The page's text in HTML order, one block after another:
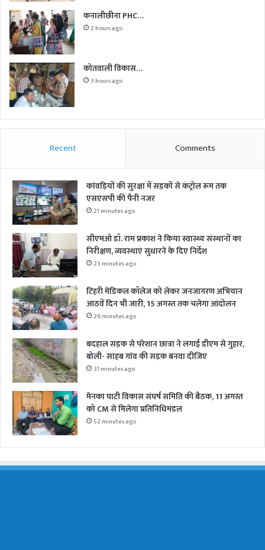
कनालीछीना PHC…
2 hours ago
कोतवाली विकास…
3 hours ago
Recent Comments
कांवड़ियों की सुरक्षा में सड़कों से कंट्रोल रूम तक
एसएसपी की पैनी नजर
21 minutes ago
सीएमओ डॉ. राम प्रकाश ने किया स्वास्थ्य संस्थानों का
निरीक्षण, व्यवस्थाएं सुधारने के दिए निर्देश
23 minutes ago
टिहरी मेडिकल कॉलेज को लेकर जनजागरण अभियान
आठवें दिन भी जारी, 15 अगस्त तक चलेगा आंदोलन
26 minutes ago
बदहाल सड़क से परेशान छात्रा ने लगाई डीएम से गुहार,
बोली- साहब गांव की सड़क बनवा दीजिए
31 minutes ago
मेनका घाटी विकास संघर्ष समिति की बैठक, 11 अगस्त
को CM से मिलेगा प्रतिनिधिमंडल
52 minutes ago